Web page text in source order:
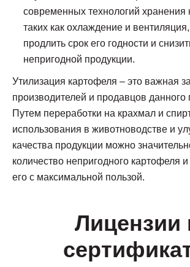
современных технологий хранения
таких как охлаждение и
продлить срок его годности и
непригодной продукции.
Утилизация картофеля – это важная
производителей и продавцов данного
Путем переработки на крахмал и
использования в животноводстве и
качества продукции можно
количество непригодного картофеля
его с максимальной пользой.
Лицензии